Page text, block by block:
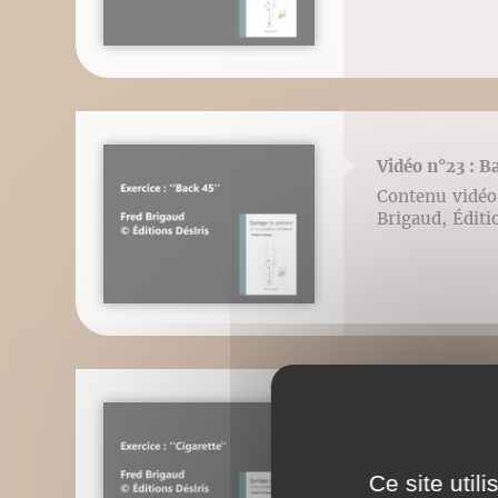
Vidéo n°23 :
Contenu
Brigaud,
Contenu
Brigaud,
Ce site